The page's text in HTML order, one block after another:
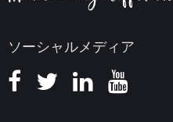
ソーシャルメディア